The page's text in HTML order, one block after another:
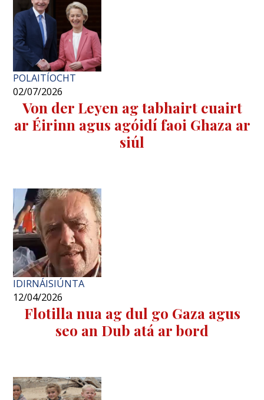
POLAITÍOCHT
02/07/2026
Von der Leyen ag tabhairt cuairt
ar Éirinn agus agóidí faoi Ghaza ar
siúl
IDIRNÁISIÚNTA
12/04/2026
Flotilla nua ag dul go Gaza agus
seo an Dub atá ar bord